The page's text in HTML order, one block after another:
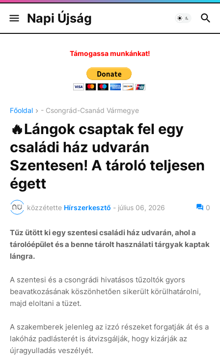
Napi Újság
Támogassa munkánkat!
Főoldal - Csongrád-Csanád Vármegye
🔥Lángok csaptak fel egy
családi ház udvarán
Szentesen! A tároló teljesen
égett
közzétette Hírszerkesztő - július 06, 2026 0
Tűz ütött ki egy szentesi családi ház udvarán, ahol a
tárolóépület és a benne tárolt használati tárgyak kaptak
lángra.
A szentesi és a csongrádi hivatásos tűzoltók gyors
beavatkozásának köszönhetően sikerült körülhatárolni,
majd eloltani a tüzet.
A szakemberek jelenleg az izzó részeket forgatják át és a
lakóház padlásterét is átvizsgálják, hogy kizárják az
újragyulladás veszélyét.